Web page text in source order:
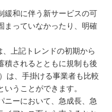
緩和に伴う新サービスの可
まっていなかったり、明確
上記トレンドの初期から
積されるとともに規制も後
は、手掛ける事業者も比較
うことができます。
ニーにおいて、急成長、急